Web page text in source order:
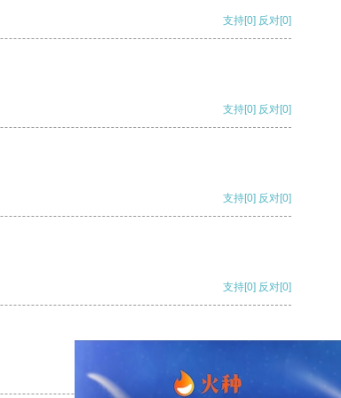
支持[0] 反对[0]
支持[0] 反对[0]
支持[0] 反对[0]
支持[0] 反对[0]
支持